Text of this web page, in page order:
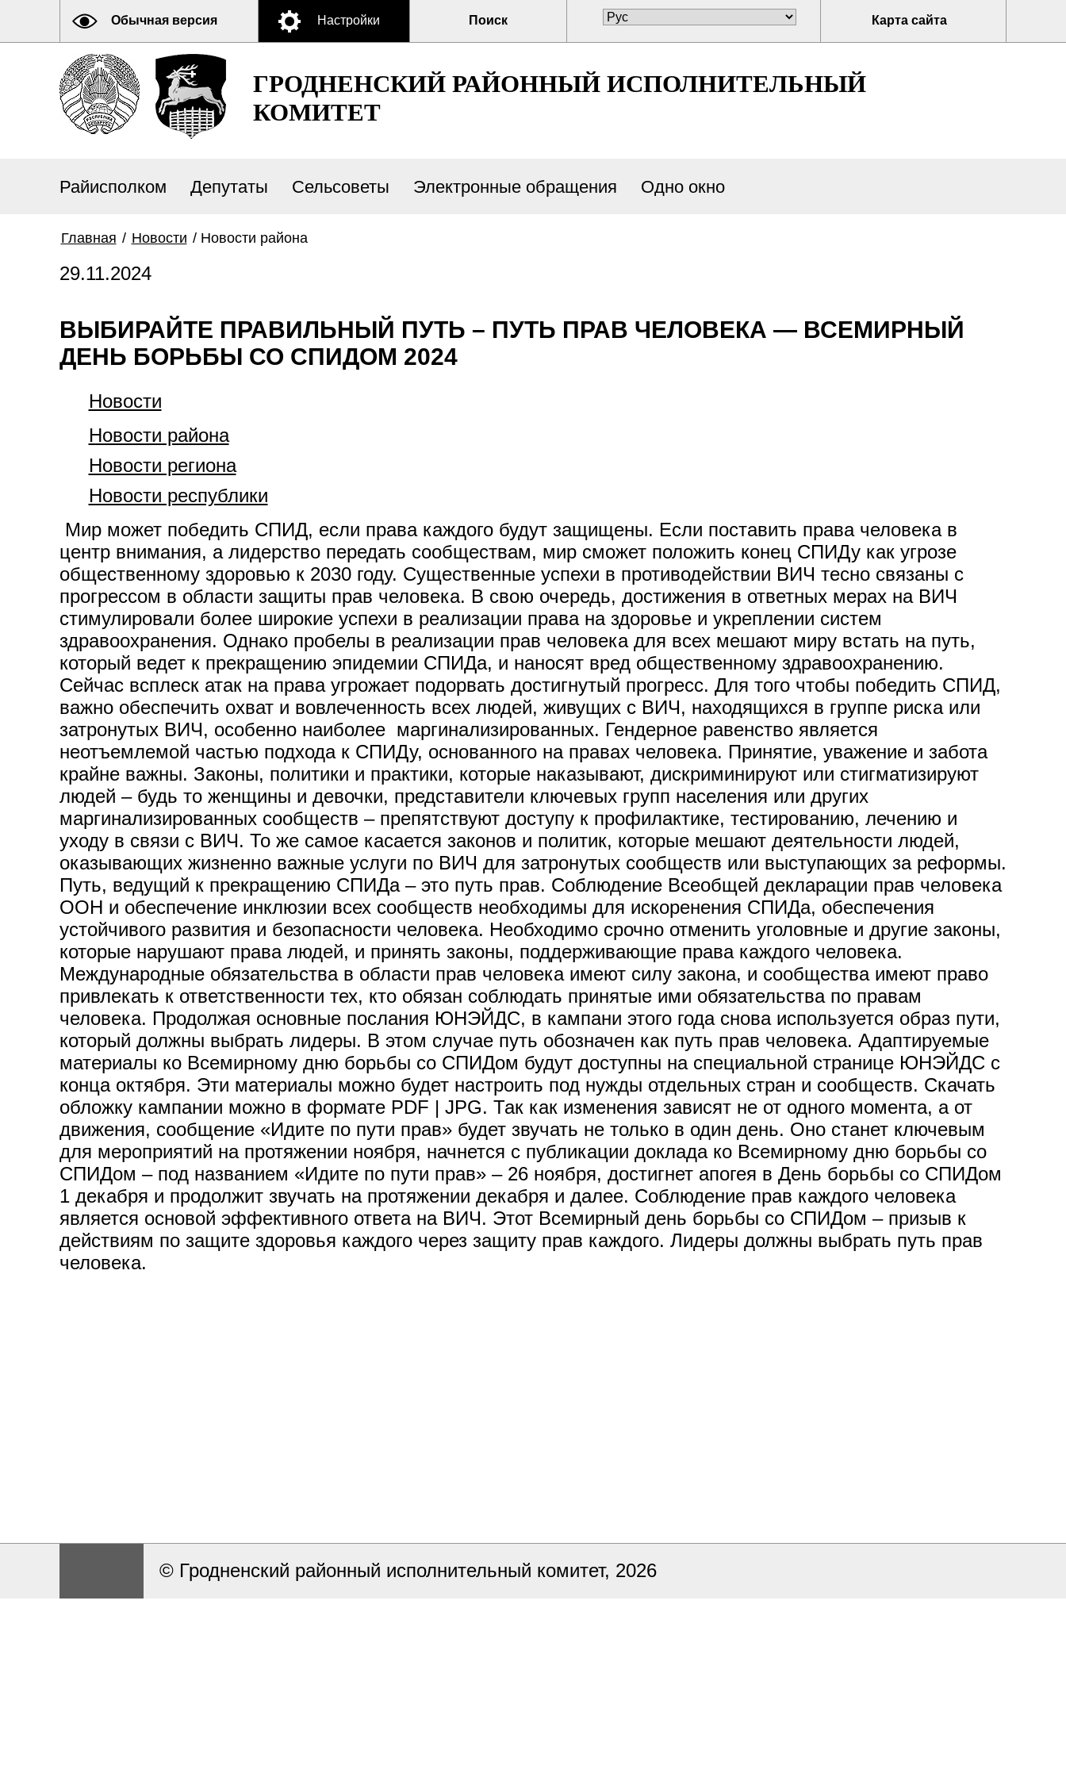
Обычная версия Настройки Поиск Карта сайта
ГРОДНЕНСКИЙ РАЙОННЫЙ ИСПОЛНИТЕЛЬНЫЙ
КОМИТЕТ
Райисполком Депутаты Сельсоветы Электронные обращения Одно окно
Главная / Новости / Новости района
29.11.2024
ВЫБИРАЙТЕ ПРАВИЛЬНЫЙ ПУТЬ – ПУТЬ ПРАВ ЧЕЛОВЕКА — ВСЕМИРНЫЙ
ДЕНЬ БОРЬБЫ СО СПИДОМ 2024
Новости
Новости района
Новости региона
Новости республики
Мир может победить СПИД, если права каждого будут защищены. Если поставить права человека в
центр внимания, а лидерство передать сообществам, мир сможет положить конец СПИДу как угрозе
общественному здоровью к 2030 году. Существенные успехи в противодействии ВИЧ тесно связаны с
прогрессом в области защиты прав человека. В свою очередь, достижения в ответных мерах на ВИЧ
стимулировали более широкие успехи в реализации права на здоровье и укреплении систем
здравоохранения. Однако пробелы в реализации прав человека для всех мешают миру встать на путь,
который ведет к прекращению эпидемии СПИДа, и наносят вред общественному здравоохранению.
Сейчас всплеск атак на права угрожает подорвать достигнутый прогресс. Для того чтобы победить СПИД,
важно обеспечить охват и вовлеченность всех людей, живущих с ВИЧ, находящихся в группе риска или
затронутых ВИЧ, особенно наиболее маргинализированных. Гендерное равенство является
неотъемлемой частью подхода к СПИДу, основанного на правах человека. Принятие, уважение и забота
крайне важны. Законы, политики и практики, которые наказывают, дискриминируют или стигматизируют
людей – будь то женщины и девочки, представители ключевых групп населения или других
маргинализированных сообществ – препятствуют доступу к профилактике, тестированию, лечению и
уходу в связи с ВИЧ. То же самое касается законов и политик, которые мешают деятельности людей,
оказывающих жизненно важные услуги по ВИЧ для затронутых сообществ или выступающих за реформы.
Путь, ведущий к прекращению СПИДа – это путь прав. Соблюдение Всеобщей декларации прав человека
ООН и обеспечение инклюзии всех сообществ необходимы для искоренения СПИДа, обеспечения
устойчивого развития и безопасности человека. Необходимо срочно отменить уголовные и другие законы,
которые нарушают права людей, и принять законы, поддерживающие права каждого человека.
Международные обязательства в области прав человека имеют силу закона, и сообщества имеют право
привлекать к ответственности тех, кто обязан соблюдать принятые ими обязательства по правам
человека. Продолжая основные послания ЮНЭЙДС, в кампани этого года снова используется образ пути,
который должны выбрать лидеры. В этом случае путь обозначен как путь прав человека. Адаптируемые
материалы ко Всемирному дню борьбы со СПИДом будут доступны на специальной странице ЮНЭЙДС с
конца октября. Эти материалы можно будет настроить под нужды отдельных стран и сообществ. Скачать
обложку кампании можно в формате PDF | JPG. Так как изменения зависят не от одного момента, а от
движения, сообщение «Идите по пути прав» будет звучать не только в один день. Оно станет ключевым
для мероприятий на протяжении ноября, начнется с публикации доклада ко Всемирному дню борьбы со
СПИДом – под названием «Идите по пути прав» – 26 ноября, достигнет апогея в День борьбы со СПИДом
1 декабря и продолжит звучать на протяжении декабря и далее. Соблюдение прав каждого человека
является основой эффективного ответа на ВИЧ. Этот Всемирный день борьбы со СПИДом – призыв к
действиям по защите здоровья каждого через защиту прав каждого. Лидеры должны выбрать путь прав
человека.
© Гродненский районный исполнительный комитет, 2026